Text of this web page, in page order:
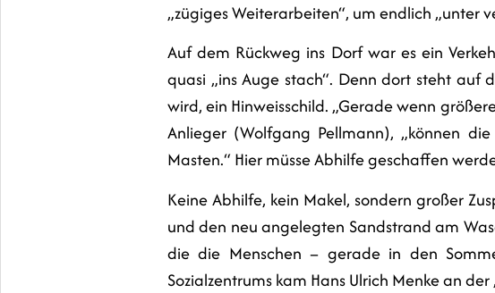
„zügiges Weiterarbeiten“, um endlich „unter
Auf dem Rückweg ins Dorf war es ein
quasi „ins Auge stach“. Denn dort steht
wird, ein Hinweisschild. „Gerade wenn
Anlieger (Wolfgang Pellmann), „können
Masten.“ Hier müsse Abhilfe geschaffen
Keine Abhilfe, kein Makel, sondern großer
und den neu angelegten Sandstrand am
die die Menschen – gerade in den
Sozialzentrums kam Hans Ulrich Menke an